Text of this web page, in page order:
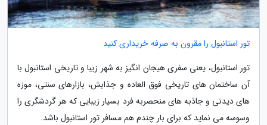
تور استانبول را مقرون به صرفه خریداری کنید
تور استانبول، یعنی سفری هیجان انگیز به شهر زیبا و تاریخی استانبول با
آن ساختمان های تاریخی فوق العاده و جذابش، بازارهای سنتی، موزه
های دیدنی و جاذبه های منحصربه فرد بسیار زیبایی که هر گردشگری را
وسوسه می نماید که برای بار چندم هم مسافر تور استانبول باشد.